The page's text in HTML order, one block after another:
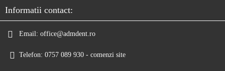
Informatii contact:
Email: office@admdent.ro
Telefon: 0757 089 930 - comenzi site